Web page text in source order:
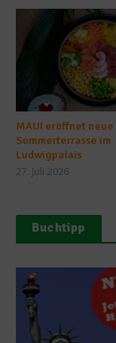
MAUI eröffnet neue
Sommerterrasse im
Ludwigpalais
27. Juli 2026
Buchtipp